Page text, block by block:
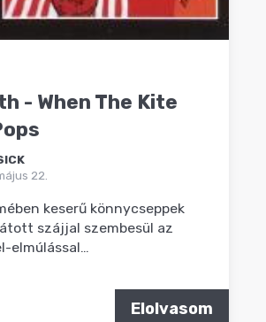
- When The Kite
22.
keserű könnycseppek
szájjal szembesül az
elmúlással…
Elolvasom